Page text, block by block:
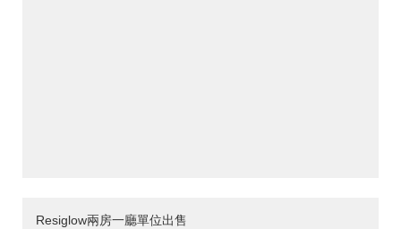
Resiglow兩房一廳單位出售